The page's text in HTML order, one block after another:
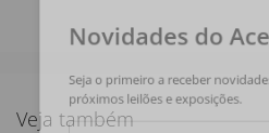
Veja também
Novidades do
Seja o primeiro a receber
próximos leilões e exposições.